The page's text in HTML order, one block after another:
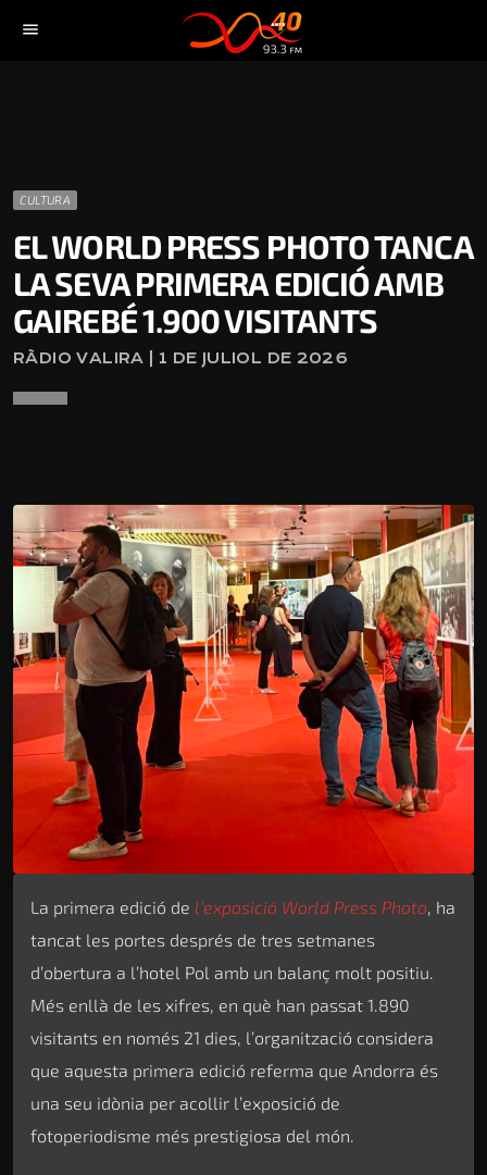
menu
CULTURA
EL WORLD PRESS PHOTO TANCA
LA SEVA PRIMERA EDICIÓ AMB
GAIREBÉ 1.900 VISITANTS
RÀDIO VALIRA | 1 DE JULIOL DE 2026
La primera edició de l’exposició World Press Photo, ha
tancat les portes després de tres setmanes
d’obertura a l’hotel Pol amb un balanç molt positiu.
Més enllà de les xifres, en què han passat 1.890
visitants en només 21 dies, l’organització considera
que aquesta primera edició referma que Andorra és
una seu idònia per acollir l’exposició de
fotoperiodisme més prestigiosa del món.